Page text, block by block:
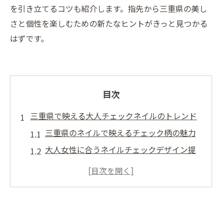
を引き立てるコツも紹介します。指先から三重県の美し
さと個性を楽しむための新たなヒントがきっと見つかる
はずです。
目次
三重県で映える大人チェックネイルのトレンド
三重県のネイルで映えるチェック柄の魅力
大人女性に合うネイルチェックデザイン提